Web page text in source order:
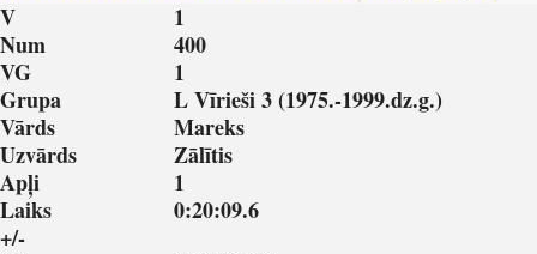
V
1
Num
400
VG
1
Grupa
L Vīrieši 3 (1975.-1999.dz.g.)
Vārds
Mareks
Uzvārds
Zālītis
Apļi
1
Laiks
0:20:09.6
+/-